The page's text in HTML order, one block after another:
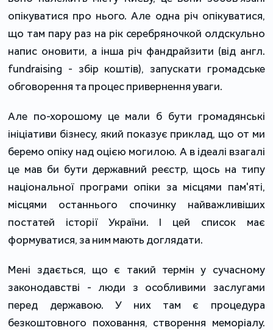
опікуватися про нього. Але одна річ опікуватися,
що там пару раз на рік серебряночкой олдскульно
напис оновити, а інша річ фандрайзити (від англ.
fundraising - збір коштів), запускати громадське
обговорення та процес привернення уваги.
Але по-хорошому це мали б бути громадянські
ініціативи бізнесу, який показує приклад, що от ми
беремо опіку над оцією могилою. А в ідеалі взагалі
це мав би бути державний реєстр, щось на типу
національної програми опіки за місцями пам'яті,
місцями останнього спочинку найважливіших
постатей історії України. І цей список має
формуватися, за ним мають доглядати.
Мені здається, що є такий термін у сучасному
законодавстві - люди з особливими заслугами
перед державою. У них там є процедура
безкоштовного поховання, створення меморіалу.